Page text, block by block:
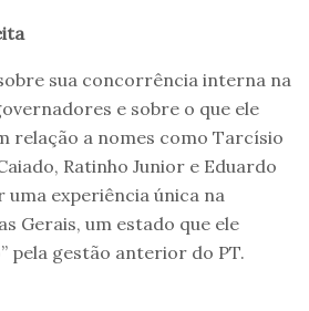
sua concorrência interna na
e sobre o que ele
relação a nomes como Tarcísio
Ratinho Junior e Eduardo
experiência única na
Gerais, um estado que ele
pela gestão anterior do PT.